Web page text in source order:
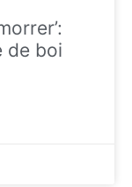
de boi